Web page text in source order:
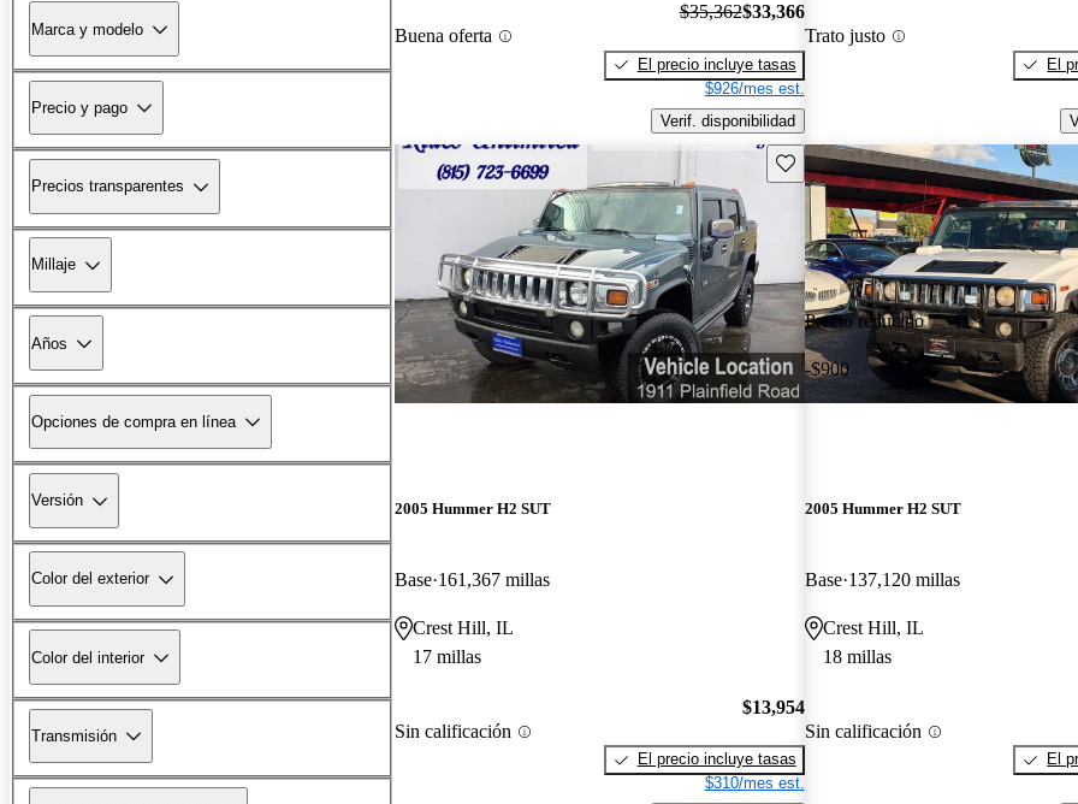
Marca y modelo
Precio y pago
Precios transparentes
Millaje
Años
Opciones de compra en línea
Versión
Color del exterior
Color del interior
Transmisión
Buena oferta
$35,362$33,366
El precio incluye tasas
$926/mes est.
Verif. disponibilidad
Trato justo
El
Guarda este Aviso
2005 Hummer H2 SUT
Base 161,367 millas
Crest Hill, IL
17 millas
Sin calificación
$13,954
El precio incluye tasas
$310/mes est.
Precio reducido
-$900
2005 Hummer H2 SUT
Base 137,120 millas
Crest Hill, IL
18 millas
Sin calificación
El